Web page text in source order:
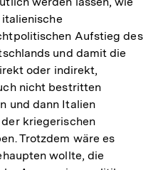
Aufstieg des
und damit die
oder indirekt,
nicht bestritten
und dann Italien
kriegerischen
Trotzdem wäre es
wollte, die